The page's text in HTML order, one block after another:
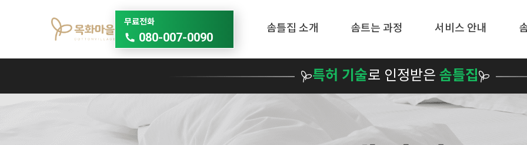
무료전화
080-007-0090
솜틀집 소개 솜트는 과정 서비스 안내
특허 기술로 인정받은 솜틀집